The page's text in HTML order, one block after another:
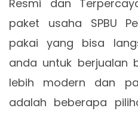
Resmi dan
paket usaha SPBU
pakai yang bisa
anda untuk berjualan
lebih modern dan
adalah beberapa